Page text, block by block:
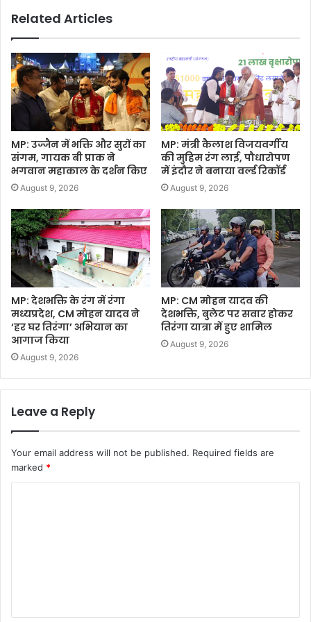
Related Articles
MP: उज्जैन में भक्ति और सुरों का
संगम, गायक बी प्राक ने
भगवान महाकाल के दर्शन किए
August 9, 2026
MP: मंत्री कैलाश विजयवर्गीय
की मुहिम रंग लाई, पौधारोपण
में इंदौर ने बनाया वर्ल्ड रिकॉर्ड
August 9, 2026
MP: देशभक्ति के रंग में रंगा
मध्यप्रदेश, CM मोहन यादव ने
‘हर घर तिरंगा’ अभियान का
आगाज किया
August 9, 2026
MP: CM मोहन यादव की
देशभक्ति, बुलेट पर सवार होकर
तिरंगा यात्रा में हुए शामिल
August 9, 2026
Leave a Reply
Your email address will not be published. Required fields are
marked *
t